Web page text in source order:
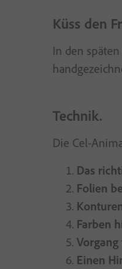
Küss den
In den
Technik.
Die Cel-
Das
Folien
Farben
Einen